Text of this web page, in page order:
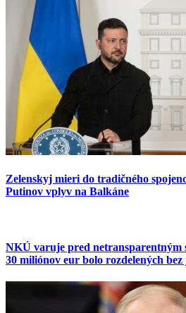
Zelenskyj mieri do tradičného
Putinov vplyv na Balkáne
NKÚ varuje pred netransparentným
30 miliónov eur bolo rozdelených